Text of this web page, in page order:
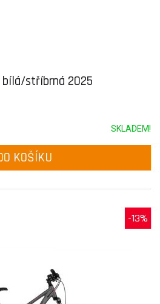
bílá/stříbrná 2025
SKLADEM!
KOŠÍKU
-13%